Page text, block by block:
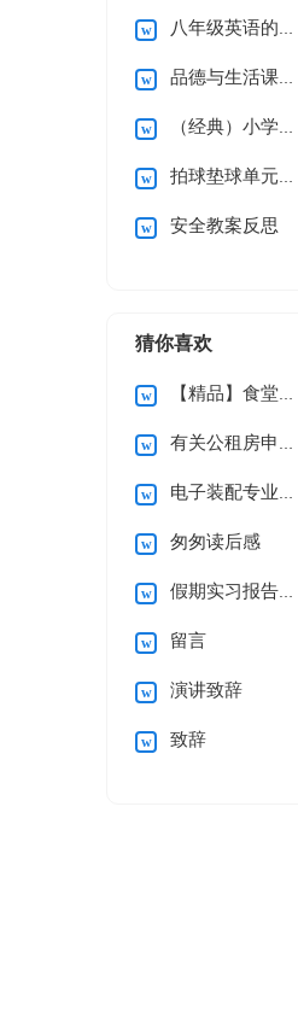
八年级英语的教学总结
品德与生活课程第三册教学计划
（经典）小学教学教案
拍球垫球单元教学计划
安全教案反思
猜你喜欢
【精品】食堂承包合同4篇
有关公租房申请书5篇
电子装配专业求职信4篇
匆匆读后感
假期实习报告汇总九篇
留言
演讲致辞
致辞